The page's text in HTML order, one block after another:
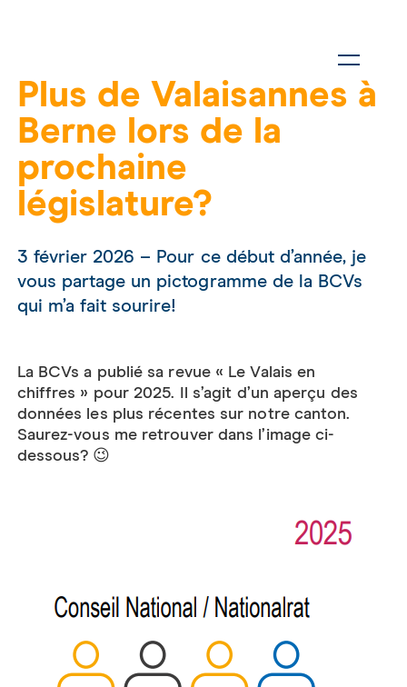
Plus de Valaisannes à
Berne lors de la
prochaine
législature?
3 février 2026 – Pour ce début d’année, je
vous partage un pictogramme de la BCVs
qui m’a fait sourire!
La BCVs a publié sa revue « Le Valais en
chiffres » pour 2025. Il s’agit d’un aperçu des
données les plus récentes sur notre canton.
Saurez-vous me retrouver dans l’image ci-
dessous? 😉